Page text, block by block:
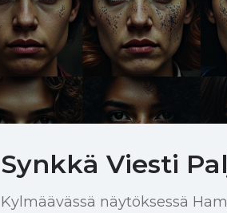
Synkkä Viesti
Kylmäävässä näytöksessä